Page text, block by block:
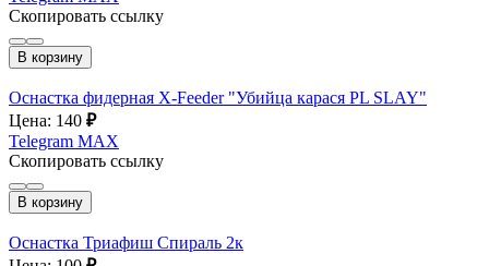
Скопировать ссылку
В корзину
Оснастка фидерная X-Feeder "Убийца карася PL SLAY"
Цена: 140 ₽
Telegram MAX
Скопировать ссылку
В корзину
Оснастка Триафиш Спираль 2к